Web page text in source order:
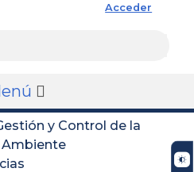
Acceder
y Control de la
Ambiente